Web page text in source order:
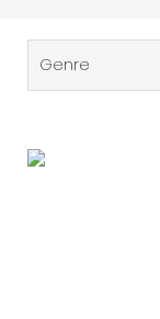
Genre